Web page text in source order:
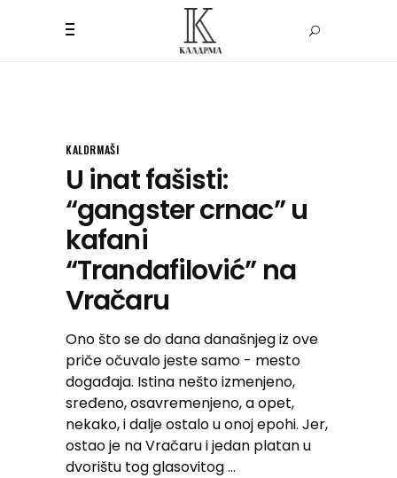
KALDRMAŠI
U inat fašisti:
“gangster crnac” u
kafani
“Trandafilović” na
Vračaru
Ono što se do dana današnjeg iz ove
priče očuvalo jeste samo - mesto
događaja. Istina nešto izmenjeno,
sređeno, osavremenjeno, a opet,
nekako, i dalje ostalo u onoj epohi. Jer,
ostao je na Vračaru i jedan platan u
dvorištu tog glasovitog